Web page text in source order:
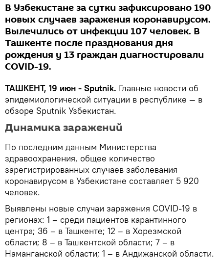
В Узбекистане за сутки зафиксировано 190
новых случаев заражения коронавирусом.
Вылечились от инфекции 107 человек. В
Ташкенте после празднования дня
рождения у 13 граждан диагностировали
COVID-19.
ТАШКЕНТ, 19 июн - Sputnik. Главные новости об
эпидемиологической ситуации в республике — в
обзоре Sputnik Узбекистан.
Динамика заражений
По последним данным Министерства
здравоохранения, общее количество
зарегистрированных случаев заболевания
коронавирусом в Узбекистане составляет 5 920
человек.
Выявлены новые случаи заражения COVID-19 в
регионах: 1 – среди пациентов карантинного
центра; 36 – в Ташкенте; 12 – в Хорезмской
области; 8 – в Ташкентской области; 7 – в
Наманганской области; 1 – в Андижанской области.